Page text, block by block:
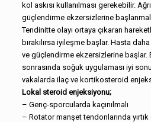
kol askısı kullanılması gerekebilir.
güçlendirme ekzersizlerine
Tendinitte olayı ortaya çıkaran
bırakılırsa iyileşme başlar. Hasta
ve güçlendirme ekzersizlerine başlar.
sonrasında soğuk uygulaması iyi
vakalarda ilaç ve kortikosteroid
Lokal steroid enjeksiyonu;
– Genç-sporcularda kaçınılmalı
– Rotator manşet tendonlarında yırtık